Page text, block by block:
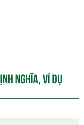
NGHĨA, VÍ DỤ